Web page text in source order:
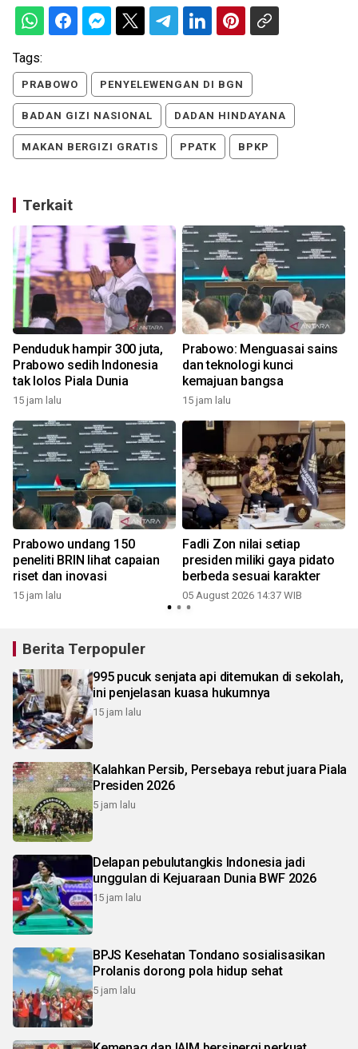
Tags:
PRABOWO PENYELEWENGAN DI BGN
BADAN GIZI NASIONAL DADAN HINDAYANA
MAKAN BERGIZI GRATIS PPATK BPKP
Terkait
Penduduk hampir 300 juta,
Prabowo sedih Indonesia
tak lolos Piala Dunia
15 jam lalu
Prabowo: Menguasai sains
dan teknologi kunci
kemajuan bangsa
15 jam lalu
Prabowo undang 150
peneliti BRIN lihat capaian
riset dan inovasi
15 jam lalu
Fadli Zon nilai setiap
presiden miliki gaya pidato
berbeda sesuai karakter
05 August 2026 14:37 WIB
Berita Terpopuler
995 pucuk senjata api ditemukan di sekolah,
ini penjelasan kuasa hukumnya
15 jam lalu
Kalahkan Persib, Persebaya rebut juara Piala
Presiden 2026
5 jam lalu
Delapan pebulutangkis Indonesia jadi
unggulan di Kejuaraan Dunia BWF 2026
15 jam lalu
BPJS Kesehatan Tondano sosialisasikan
Prolanis dorong pola hidup sehat
5 jam lalu